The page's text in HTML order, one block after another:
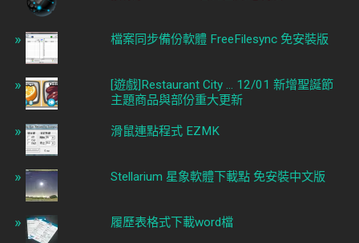
檔案同步備份軟體 FreeFilesync 免安裝版
[遊戲]Restaurant City ... 12/01 新增聖誕節
主題商品與部份重大更新
滑鼠連點程式 EZMK
Stellarium 星象軟體下載點 免安裝中文版
履歷表格式下載word檔